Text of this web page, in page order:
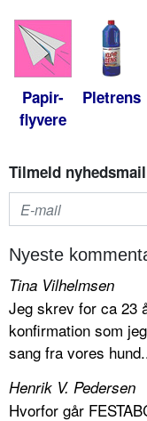
Papir-
flyvere
Pletrens
Tilmeld
Nyeste
Tina Vilhelmsen
Jeg skrev for ca 23
konfirmation som
sang fra vores
Henrik V. Pedersen
Hvorfor går